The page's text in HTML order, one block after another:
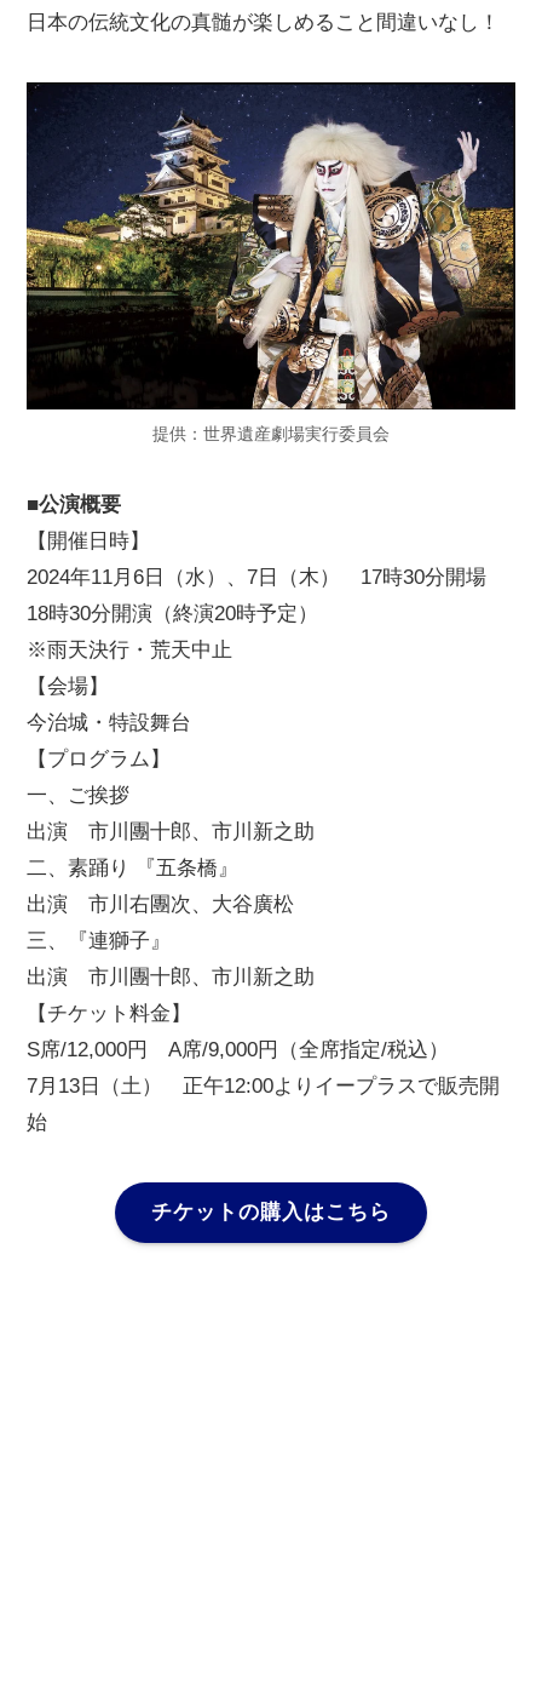
日本の伝統文化の真髄が楽しめること間違いなし！
提供：世界遺産劇場実行委員会
■公演概要
【開催日時】
2024年11月6日（水）、7日（木） 17時30分開場
18時30分開演（終演20時予定）
※雨天決行・荒天中止
【会場】
今治城・特設舞台
【プログラム】
一、ご挨拶
出演 市川團十郎、市川新之助
二、素踊り 『五条橋』
出演 市川右團次、大谷廣松
三、『連獅子』
出演 市川團十郎、市川新之助
【チケット料金】
S席/12,000円 A席/9,000円（全席指定/税込）
7月13日（土） 正午12:00よりイープラスで販売開
始
チケットの購入はこちら